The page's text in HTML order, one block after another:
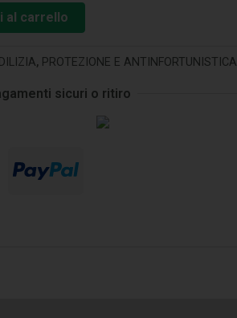
al carrello
, PROTEZIONE E ANTINFORTUNISTICA
sicuri o ritiro